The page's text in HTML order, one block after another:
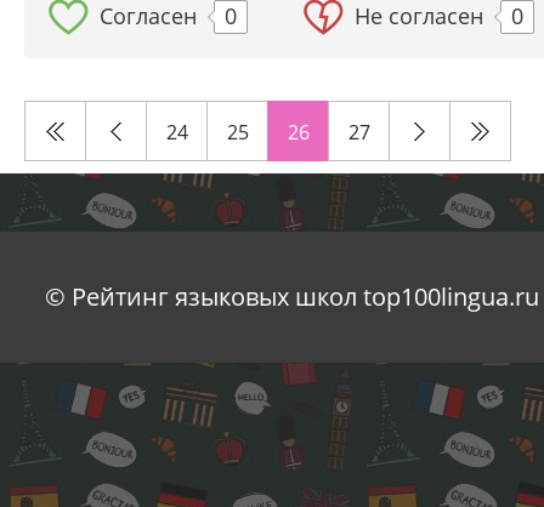
Согласен 0 Не согласен 0
24 25 26 27
© Рейтинг языковых школ top100lingua.ru